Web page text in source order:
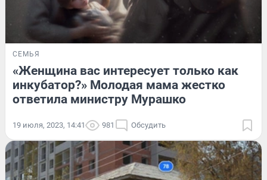
СЕМЬЯ
«Женщина вас интересует только как
инкубатор?» Молодая мама жестко
ответила министру Мурашко
19 июля, 2023, 14:41 981 Обсудить